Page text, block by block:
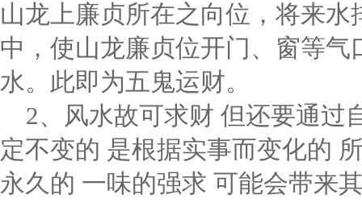
山龙上廉贞所在之向位，将来水
中，使山龙廉贞位开门、窗等气
水。此即为五鬼运财。
2、风水故可求财 但还要通过
定不变的 是根据实事而变化的
永久的 一味的强求 可能会带来